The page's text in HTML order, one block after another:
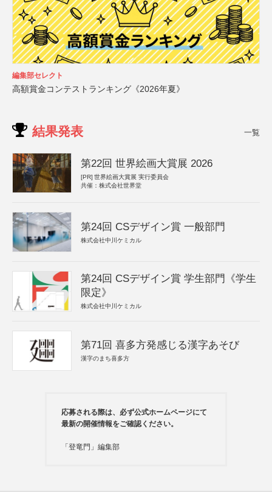
編集部セレクト
高額賞金コンテストランキング《2026年夏》
結果発表 一覧
第22回 世界絵画大賞展 2026
[PR] 世界絵画大賞展 実行委員会
共催：株式会社世界堂
第24回 CSデザイン賞 一般部門
株式会社中川ケミカル
第24回 CSデザイン賞 学生部門《学生
限定》
株式会社中川ケミカル
第71回 喜多方発感じる漢字あそび
漢字のまち喜多方
応募される際は、必ず公式ホームページにて
最新の開催情報をご確認ください。
「登竜門」編集部